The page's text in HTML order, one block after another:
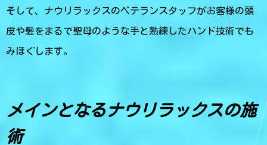
そして、ナウリラックスのベテランスタッフがお客様の頭
皮や髪をまるで聖母のような手と熟練したハンド技術でも
みほぐします。
メインとなるナウリラックスの施
術